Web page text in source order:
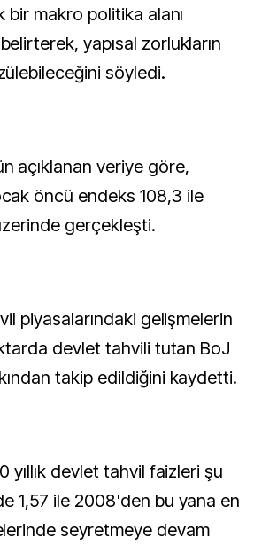
bir makro politika alanı
yapısal zorlukların
söyledi.
açıklanan veriye göre,
öncü endeks 108,3 ile
gerçekleşti.
piyasalarındaki gelişmelerin
devlet tahvili tutan BoJ
takip edildiğini kaydetti.
yıllık devlet tahvil faizleri şu
1,57 ile 2008'den bu yana en
seyretmeye devam